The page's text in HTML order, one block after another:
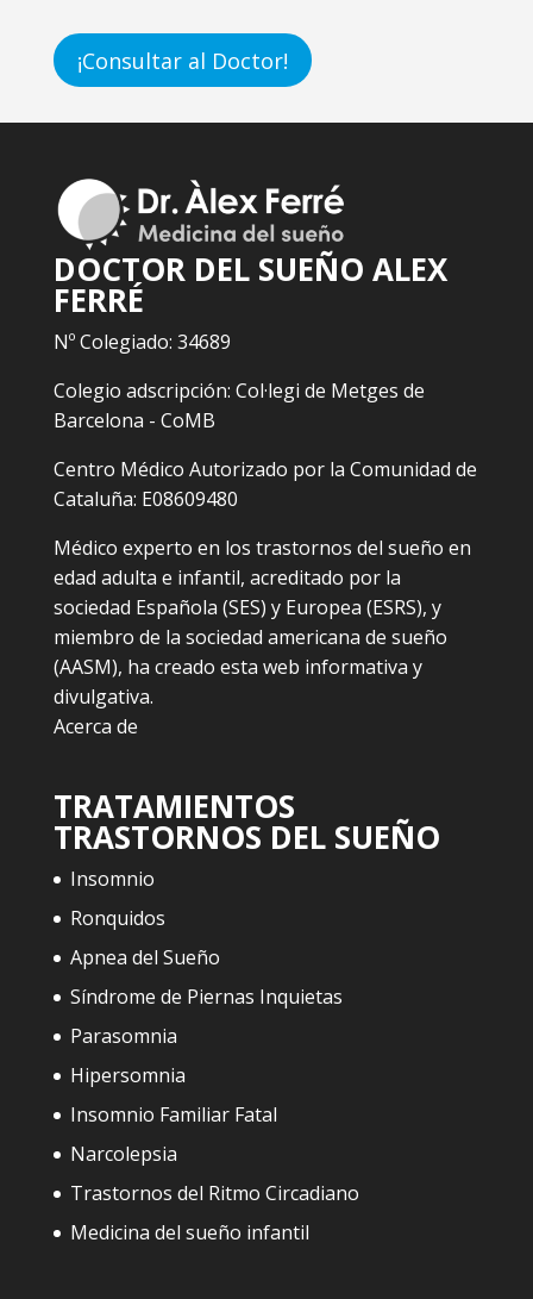
¡Consultar al Doctor!
DOCTOR DEL SUEÑO ALEX
FERRÉ
Nº Colegiado: 34689
Colegio adscripción: Col·legi de Metges de
Barcelona - CoMB
Centro Médico Autorizado por la Comunidad de
Cataluña: E08609480
Médico experto en los trastornos del sueño en
edad adulta e infantil, acreditado por la
sociedad Española (SES) y Europea (ESRS), y
miembro de la sociedad americana de sueño
(AASM), ha creado esta web informativa y
divulgativa.
Acerca de
TRATAMIENTOS
TRASTORNOS DEL SUEÑO
Insomnio
Ronquidos
Apnea del Sueño
Síndrome de Piernas Inquietas
Parasomnia
Hipersomnia
Insomnio Familiar Fatal
Narcolepsia
Trastornos del Ritmo Circadiano
Medicina del sueño infantil